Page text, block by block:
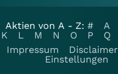
Aktien von A - Z: # A
K
L M N O P Q
Impressum
Disclaimer
Einstellungen